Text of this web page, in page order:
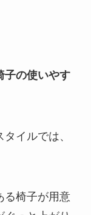
子の使いやす
イルでは、
る椅子が用意